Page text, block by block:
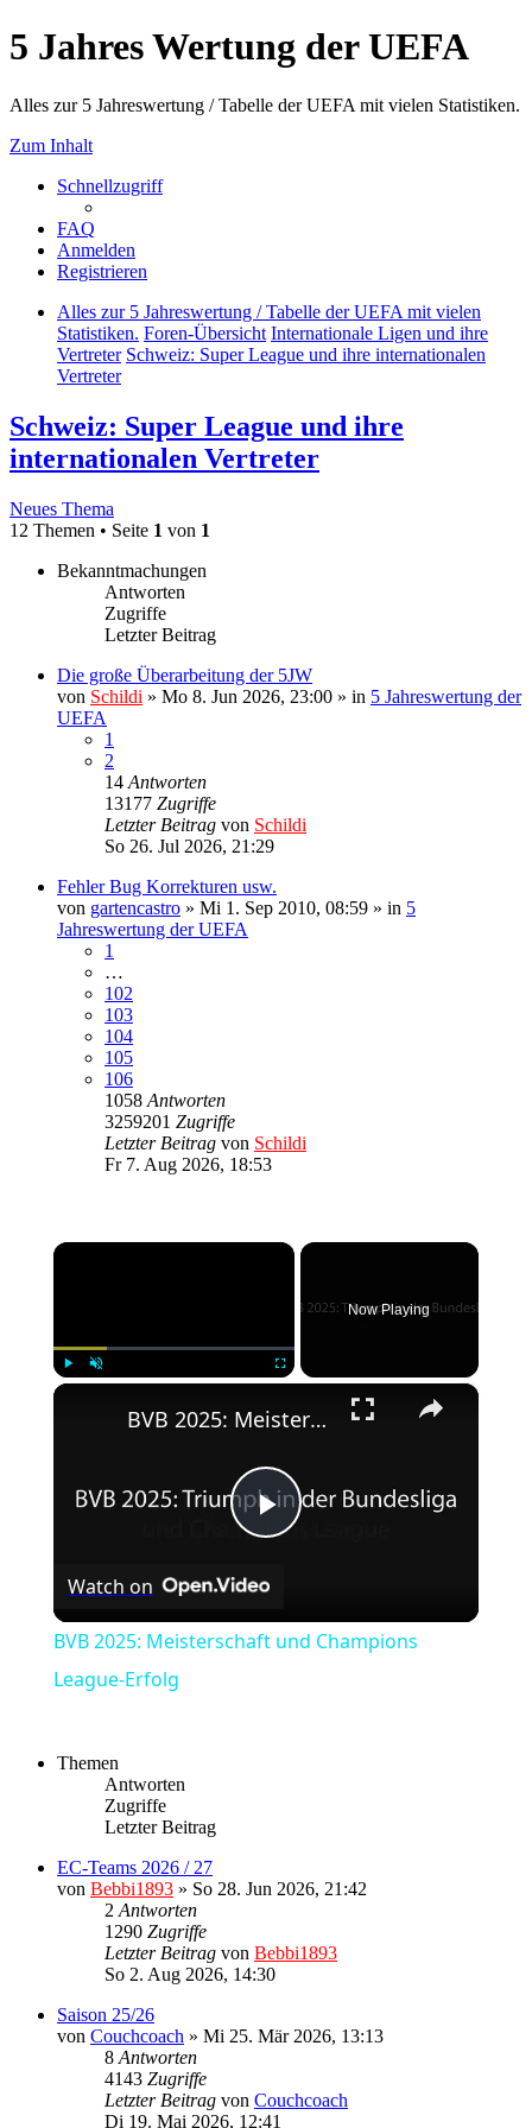
5 Jahres Wertung der UEFA
Alles zur 5 Jahreswertung / Tabelle der UEFA mit vielen Statistiken.
Zum Inhalt
Schnellzugriff
FAQ
Anmelden
Registrieren
Alles zur 5 Jahreswertung / Tabelle der UEFA mit vielen
Statistiken. Foren-Übersicht Internationale Ligen und ihre
Vertreter Schweiz: Super League und ihre internationalen
Vertreter
Schweiz: Super League und ihre
internationalen Vertreter
Neues Thema
12 Themen • Seite 1 von 1
Bekanntmachungen
Antworten
Zugriffe
Letzter Beitrag
Die große Überarbeitung der 5JW
von Schildi » Mo 8. Jun 2026, 23:00 » in 5 Jahreswertung der
UEFA
1
2
14 Antworten
13177 Zugriffe
Letzter Beitrag von Schildi
So 26. Jul 2026, 21:29
Fehler Bug Korrekturen usw.
von gartencastro » Mi 1. Sep 2010, 08:59 » in 5
Jahreswertung der UEFA
1
…
102
103
104
105
106
1058 Antworten
3259201 Zugriffe
Letzter Beitrag von Schildi
Fr 7. Aug 2026, 18:53
×
Now Playing
×
Play
BVB 2025: Meisterschaft und Champions League-Erfolg
Watch on
BVB 2025: Meisterschaft und Champions
League-Erfolg
Themen
Antworten
Zugriffe
Letzter Beitrag
EC-Teams 2026 / 27
von Bebbi1893 » So 28. Jun 2026, 21:42
2 Antworten
1290 Zugriffe
Letzter Beitrag von Bebbi1893
So 2. Aug 2026, 14:30
Saison 25/26
von Couchcoach » Mi 25. Mär 2026, 13:13
8 Antworten
4143 Zugriffe
Letzter Beitrag von Couchcoach
Di 19. Mai 2026, 12:41